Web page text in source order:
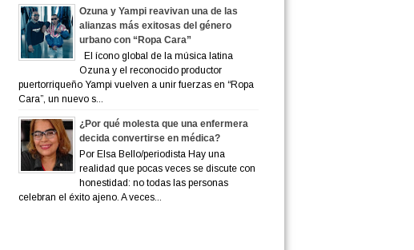
Ozuna y Yampi reavivan una de las
alianzas más exitosas del género
urbano con “Ropa Cara”
El ícono global de la música latina
Ozuna y el reconocido productor
puertorriqueño Yampi vuelven a unir fuerzas en “Ropa
Cara”, un nuevo s...
¿Por qué molesta que una enfermera
decida convertirse en médica?
Por Elsa Bello/periodista Hay una
realidad que pocas veces se discute con
honestidad: no todas las personas
celebran el éxito ajeno. A veces...